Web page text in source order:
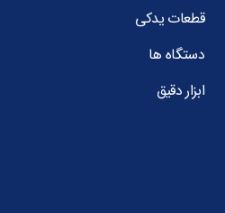
قطعات یدکی
دستگاه ها
ابزار دقیق